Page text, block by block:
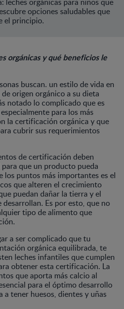
opciones saludables que
el principio.
orgánicas y qué beneficios le
buscan. un estilo de vida en
origen orgánico a su dieta
notado lo complicado que es
para los más
la certificación orgánica y que
cubrir sus requerimientos
de certificación deben
que un producto pueda
los puntos más importantes es el
que alteren el crecimiento
puedan dañar la tierra y el
Es por esto, que no
tipo de alimento que
a ser complicado que tu
orgánica equilibrada, te
leches infantiles que cumplen
obtener esta certificación. La
que aporta más calcio al
para el óptimo desarrollo
a tener huesos, dientes y uñas